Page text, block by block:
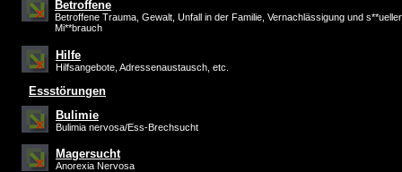
Betroffene
Betroffene Trauma, Gewalt, Unfall in der Familie, Vernachlässigung und s**ueller
Mi**brauch
Hilfe
Hilfsangebote, Adressenaustausch, etc.
Essstörungen
Bulimie
Bulimia nervosa/Ess-Brechsucht
Magersucht
Anorexia Nervosa